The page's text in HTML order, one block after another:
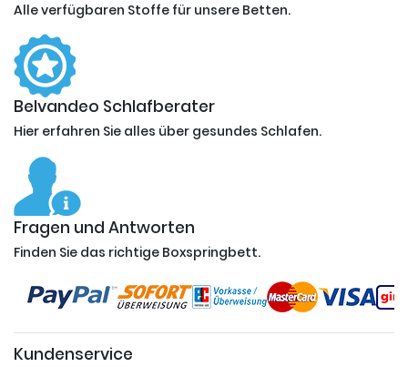
Alle verfügbaren Stoffe für unsere Betten.
Belvandeo Schlafberater
Hier erfahren Sie alles über gesundes Schlafen.
Fragen und Antworten
Finden Sie das richtige Boxspringbett.
Kundenservice